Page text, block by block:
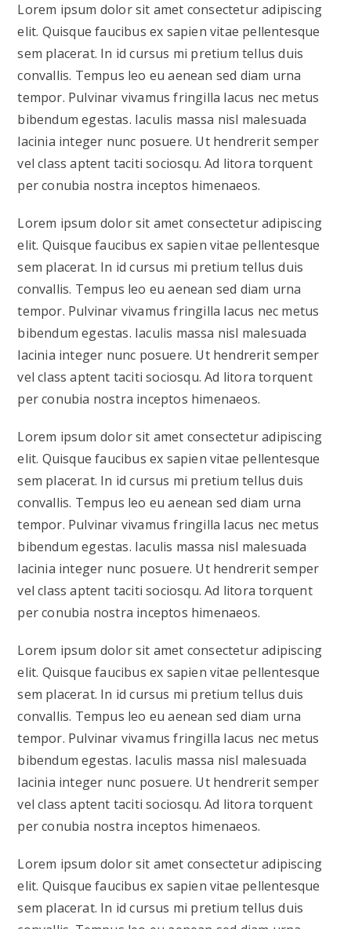
Lorem ipsum dolor sit amet consectetur adipiscing
elit. Quisque faucibus ex sapien vitae pellentesque
sem placerat. In id cursus mi pretium tellus duis
convallis. Tempus leo eu aenean sed diam urna
tempor. Pulvinar vivamus fringilla lacus nec metus
bibendum egestas. Iaculis massa nisl malesuada
lacinia integer nunc posuere. Ut hendrerit semper
vel class aptent taciti sociosqu. Ad litora torquent
per conubia nostra inceptos himenaeos.
Lorem ipsum dolor sit amet consectetur adipiscing
elit. Quisque faucibus ex sapien vitae pellentesque
sem placerat. In id cursus mi pretium tellus duis
convallis. Tempus leo eu aenean sed diam urna
tempor. Pulvinar vivamus fringilla lacus nec metus
bibendum egestas. Iaculis massa nisl malesuada
lacinia integer nunc posuere. Ut hendrerit semper
vel class aptent taciti sociosqu. Ad litora torquent
per conubia nostra inceptos himenaeos.
Lorem ipsum dolor sit amet consectetur adipiscing
elit. Quisque faucibus ex sapien vitae pellentesque
sem placerat. In id cursus mi pretium tellus duis
convallis. Tempus leo eu aenean sed diam urna
tempor. Pulvinar vivamus fringilla lacus nec metus
bibendum egestas. Iaculis massa nisl malesuada
lacinia integer nunc posuere. Ut hendrerit semper
vel class aptent taciti sociosqu. Ad litora torquent
per conubia nostra inceptos himenaeos.
Lorem ipsum dolor sit amet consectetur adipiscing
elit. Quisque faucibus ex sapien vitae pellentesque
sem placerat. In id cursus mi pretium tellus duis
convallis. Tempus leo eu aenean sed diam urna
tempor. Pulvinar vivamus fringilla lacus nec metus
bibendum egestas. Iaculis massa nisl malesuada
lacinia integer nunc posuere. Ut hendrerit semper
vel class aptent taciti sociosqu. Ad litora torquent
per conubia nostra inceptos himenaeos.
Lorem ipsum dolor sit amet consectetur adipiscing
elit. Quisque faucibus ex sapien vitae pellentesque
sem placerat. In id cursus mi pretium tellus duis